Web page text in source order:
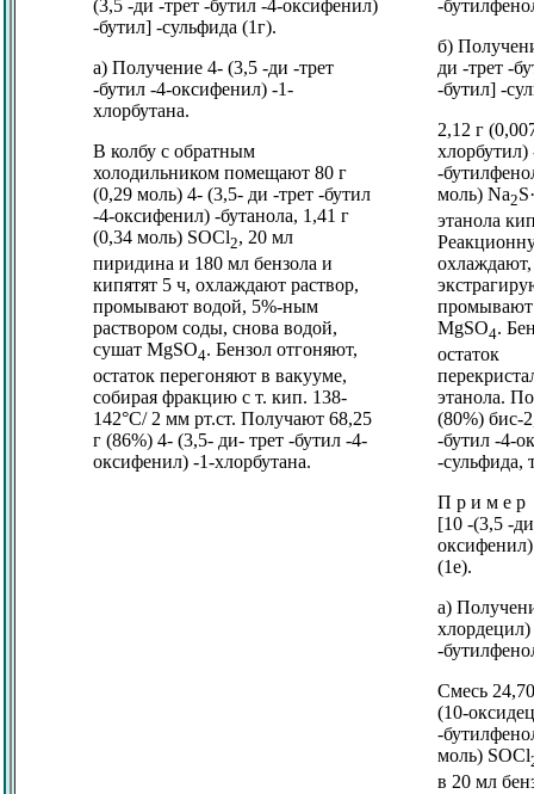
(3,5 -ди -трет -бутил -4-оксифенил)
-бутил] -сульфида (1г).
а) Получение 4- (3,5 -ди -трет
-бутил -4-оксифенил) -1-
хлорбутана.
В колбу с обратным
холодильником помещают 80 г
(0,29 моль) 4- (3,5- ди -трет -бутил
-4-оксифенил) -бутанола, 1,41 г
(0,34 моль) SOCl2, 20 мл
пиридина и 180 мл бензола и
кипятят 5 ч, охлаждают раствор,
промывают водой, 5%-ным
раствором соды, снова водой,
сушат MgSO4. Бензол отгоняют,
остаток перегоняют в вакууме,
собирая фракцию с т. кип. 138-
142°C/ 2 мм рт.ст. Получают 68,25
г (86%) 4- (3,5- ди- трет -бутил -4-
оксифенил) -1-хлорбутана.
-
б)
ди -трет -
-бутил] -
2,12 г
хлорбутил)
-
моль) Na2
этанола
промывают
MgSO4.
остаток
этанола.
(80%) бис-
-бутил -4-
-сульфида,
П р и м е р
[10 -(3,5 -
(1e).
а)
-
Смесь
(10-
-
моль) SOCl
в 20 мл